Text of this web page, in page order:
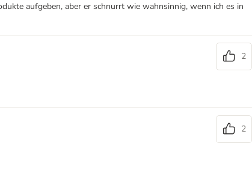
aufgeben, aber er schnurrt wie wahnsinnig, wenn ich es in
2
2